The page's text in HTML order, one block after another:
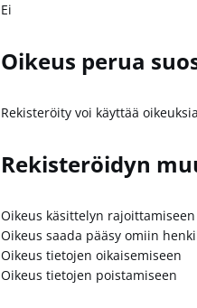
Ei
Oikeus perua
Rekisteröity voi käyttää
Rekisteröidyn
Oikeus käsittelyn rajoittamiseen
Oikeus saada pääsy omiin
Oikeus tietojen oikaisemiseen
Oikeus tietojen poistamiseen